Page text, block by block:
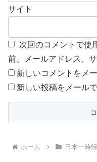
サイト
次回のコメントで使
前、メールアドレス、
新しいコメントをメ
新しい投稿をメール
ホーム 日本一時